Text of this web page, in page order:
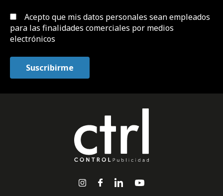
Acepto que mis datos personales sean empleados
para las finalidades comerciales por medios
electrónicos